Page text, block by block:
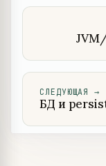
СЛЕДУЮЩАЯ →
БД и